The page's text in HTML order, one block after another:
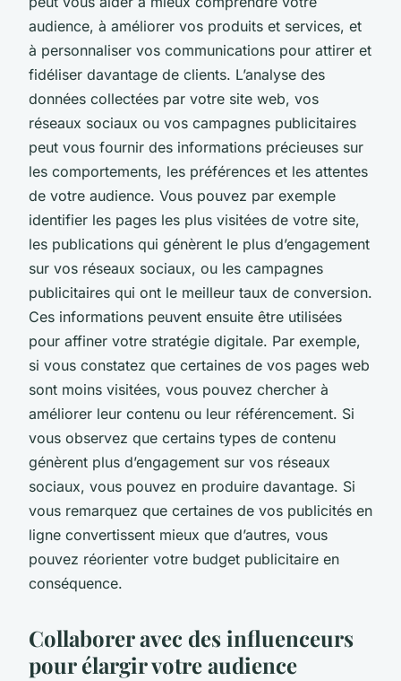
audience, à améliorer vos produits et services, et
à personnaliser vos communications pour attirer et
fidéliser davantage de clients. L’analyse des
données collectées par votre site web, vos
réseaux sociaux ou vos campagnes publicitaires
peut vous fournir des informations précieuses sur
les comportements, les préférences et les attentes
de votre audience. Vous pouvez par exemple
identifier les pages les plus visitées de votre site,
les publications qui génèrent le plus d’engagement
sur vos réseaux sociaux, ou les campagnes
publicitaires qui ont le meilleur taux de conversion.
Ces informations peuvent ensuite être utilisées
pour affiner votre stratégie digitale. Par exemple,
si vous constatez que certaines de vos pages web
sont moins visitées, vous pouvez chercher à
améliorer leur contenu ou leur référencement. Si
vous observez que certains types de contenu
génèrent plus d’engagement sur vos réseaux
sociaux, vous pouvez en produire davantage. Si
vous remarquez que certaines de vos publicités en
ligne convertissent mieux que d’autres, vous
pouvez réorienter votre budget publicitaire en
conséquence.
Collaborer avec des influenceurs
pour élargir votre audience